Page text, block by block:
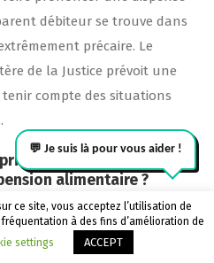
débiteur se trouve dans
précaire. Le
de la Justice prévoit une
compte des situations
t-elle
alimentaire ?
ne supprime pas
de payer une pension
des deux parents
ce site, vous acceptez l’utilisation de
à des fins d’amélioration de
settings ACCEPT
Être rappelé